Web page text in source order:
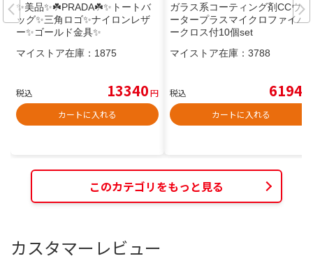
✨美品✨☘️PRADA☘️✨トートバ
ッグ✨三角ロゴ✨ナイロンレザ
ー✨ゴールド金具✨
マイストア在庫： 1875
税込 13340円
カートに入れる
ガラス系コーティング剤CCウォ
ータープラスマイクロファイバ
ークロス付10個set
マイストア在庫： 3788
税込 6194
カートに入れる
このカテゴリをもっと見る
カスタマーレビュー